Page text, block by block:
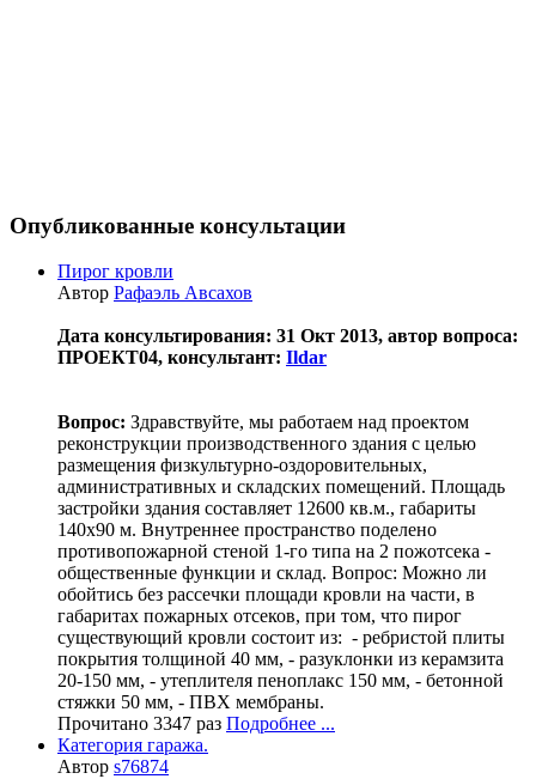
Опубликованные консультации
Пирог кровли
Автор Рафаэль Авсахов
Дата консультирования: 31 Окт 2013, автор вопроса:
ПРОЕКТ04, консультант: Ildar
Вопрос: Здравствуйте, мы работаем над проектом
реконструкции производственного здания с целью
размещения физкультурно-оздоровительных,
административных и складских помещений. Площадь
застройки здания составляет 12600 кв.м., габариты
140х90 м. Внутреннее пространство поделено
противопожарной стеной 1-го типа на 2 пожотсека -
общественные функции и склад. Вопрос: Можно ли
обойтись без рассечки площади кровли на части, в
габаритах пожарных отсеков, при том, что пирог
существующий кровли состоит из: - ребристой плиты
покрытия толщиной 40 мм, - разуклонки из керамзита
20-150 мм, - утеплителя пеноплакс 150 мм, - бетонной
стяжки 50 мм, - ПВХ мембраны.
Прочитано 3347 раз Подробнее ...
Категория гаража.
Автор s76874